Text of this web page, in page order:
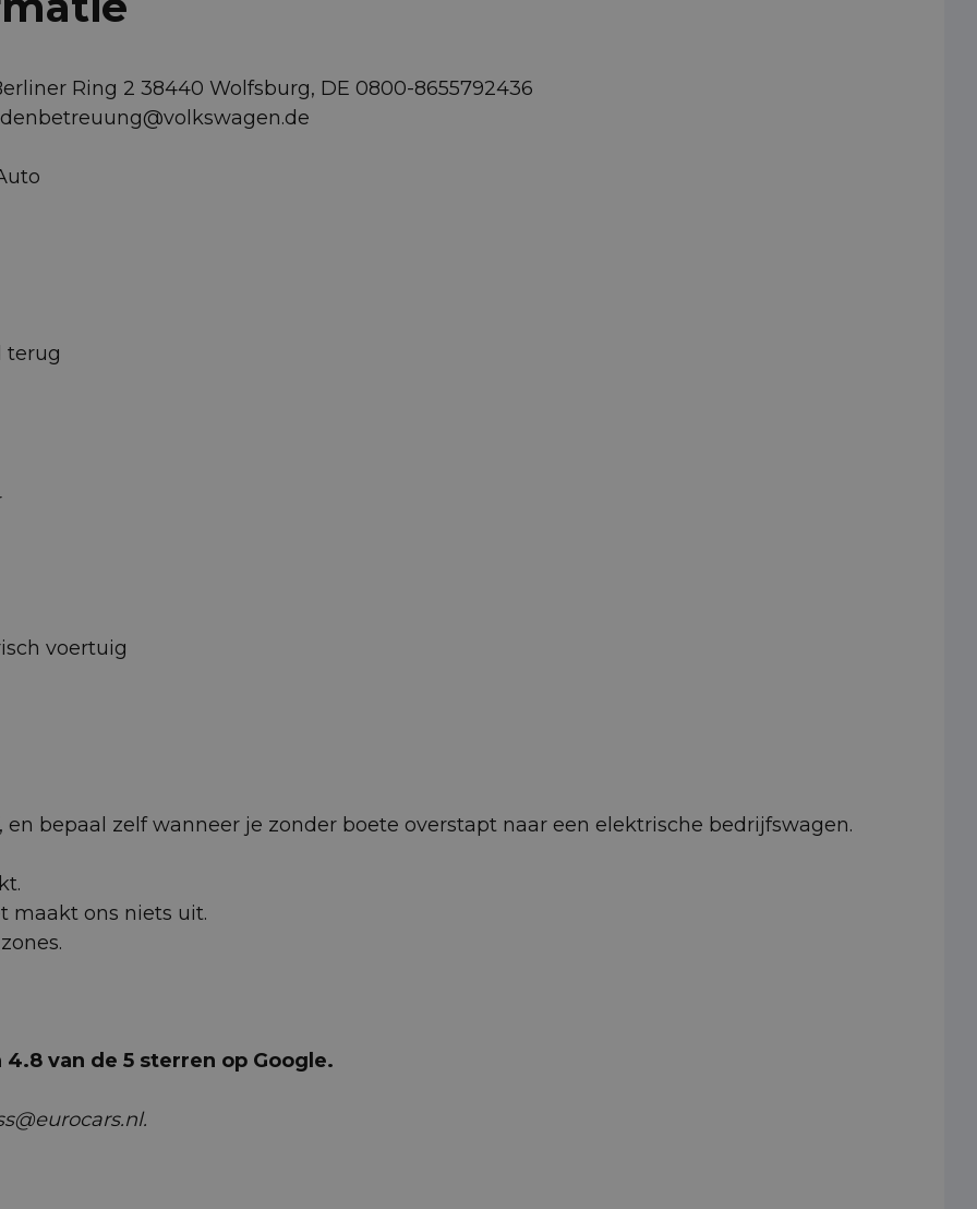
Ring 2 38440 Wolfsburg, DE 0800-8655792436
terug
voertuig
bepaal zelf wanneer je zonder boete overstapt naar een elektrische bedrijfswagen.
maakt ons niets uit.
van de 5 sterren op Google.